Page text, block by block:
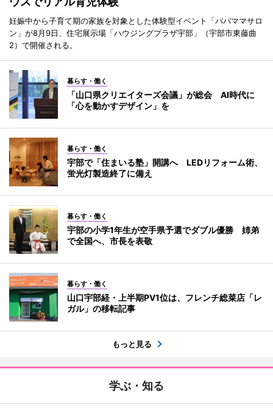
妊娠中から子育て期の家族を対象とした体験型イベント「パパママサロ
ン」が8月9日、住宅展示場「ハウジングプラザ宇部」（宇部市東藤曲
2）で開催される。
暮らす・働く
「山口県クリエイターズ会議」が総会 AI時代に
「心を動かすデザイン」を
暮らす・働く
宇部で「住まいる塾」開講へ LEDリフォーム術、
蛍光灯製造終了に備え
暮らす・働く
宇部の小学1年生が空手県予選でダブル優勝 姉弟
で全国へ、市長を表敬
暮らす・働く
山口宇部経・上半期PV1位は、フレンチ総菜店「レ
ガル」の移転記事
もっと見る
学ぶ・知る